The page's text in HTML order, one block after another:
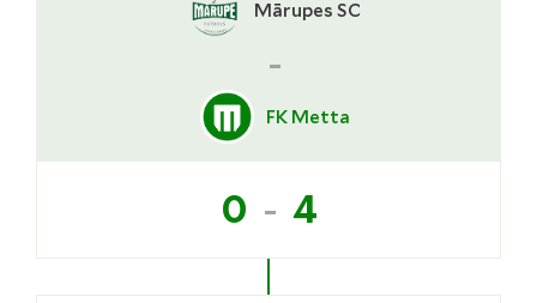
Mārupes SC
-
FK Metta
0 - 4